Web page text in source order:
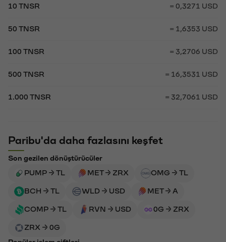
10 TNSR = 0,3271 USD
50 TNSR = 1,6353 USD
100 TNSR = 3,2706 USD
500 TNSR = 16,3531 USD
1.000 TNSR = 32,7061 USD
Paribu'da daha fazlasını keşfet
Son gezilen dönüştürücüler
PUMP → TL
MET → ZRX OMG → TL
BCH → TL WLD → USD MET → A
COMP → TL RVN → USD 0G → ZRX
ZRX → 0G